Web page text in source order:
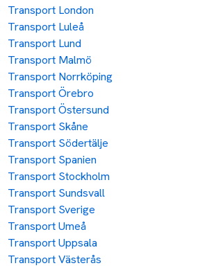
Transport London
Transport Luleå
Transport Lund
Transport Malmö
Transport Norrköping
Transport Örebro
Transport Östersund
Transport Skåne
Transport Södertälje
Transport Spanien
Transport Stockholm
Transport Sundsvall
Transport Sverige
Transport Umeå
Transport Uppsala
Transport Västerås